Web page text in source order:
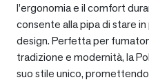
l’ergonomia e il comfort
consente alla pipa di stare
design. Perfetta per
tradizione e modernità, la
suo stile unico,